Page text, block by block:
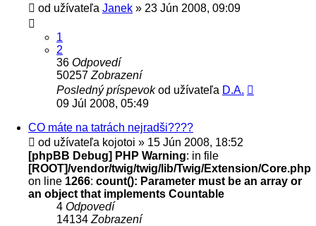
od užívateľa Janek » 23 Jún 2008, 09:09
1
2
36 Odpovedí
50257 Zobrazení
Posledný príspevokod užívateľa D.A.
09 Júl 2008, 05:49
CO máte na tatrách nejradši????
od užívateľa kojotoi » 15 Jún 2008, 18:52
[phpBB Debug] PHP Warning: in file
[ROOT]/vendor/twig/twig/lib/Twig/Extension/Core.php
on line 1266: count(): Parameter must be an array or
an object that implements Countable
4 Odpovedí
14134 Zobrazení